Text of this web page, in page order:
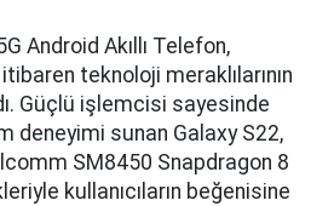
Android Akıllı Telefon,
teknoloji meraklılarının
Güçlü işlemcisi sayesinde
deneyimi sunan Galaxy S22,
SM8450 Snapdragon 8
kullanıcıların beğenisine